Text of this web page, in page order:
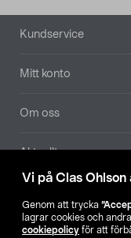
Vi på Clas
Genom att trycka
lagrar cookies och
cookiepolicy för att
Sidfot
Kundservice
Mitt konto
Om oss
Aktuellt